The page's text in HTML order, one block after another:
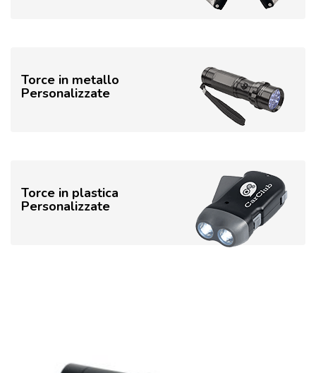
Torce in metallo
Personalizzate
Torce in plastica
Personalizzate